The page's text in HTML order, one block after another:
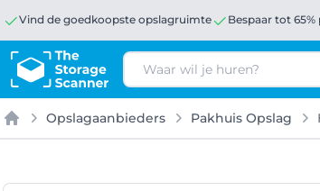
Vind de goedkoopste opslagruimte Bespaar tot
Zoeken
Home
Opslagaanbieders Pakhuis Opslag